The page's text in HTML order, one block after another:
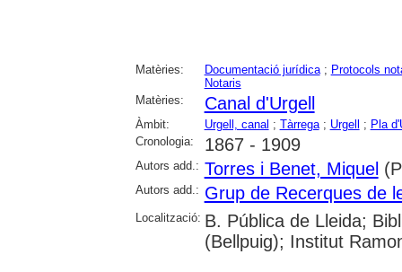
Matèries: Documentació jurídica; Protocols
Notaris
Matèries:
Canal d'Urgell
Àmbit: Urgell, canal ; Tàrrega; Urgell ; Pla
Cronologia:
1867 - 1909
Autors add.: Torres i Benet, Miquel
Autors add.: Grup de Recerques de
Localització: B. Pública de Lleida;
(Bellpuig); Institut